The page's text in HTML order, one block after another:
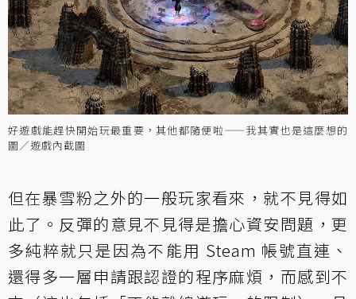
好遊戲能趕快開始玩最重要，其他都隨便啦——我其實也是這麼想的
圖／遊戲內截圖
但在暴雪粉之外的一般玩家看來，就不見得如
此了。反彈的意見不見得是擔心資安問題，更
多純粹就只是因為不能用 Steam 帳號直連、
還得多一層申請跟認證的程序麻煩，而感到不